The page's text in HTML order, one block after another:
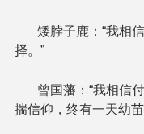
矮脖子鹿：“我相
择。”
曾国藩：“我相信
揣信仰，终有一天幼